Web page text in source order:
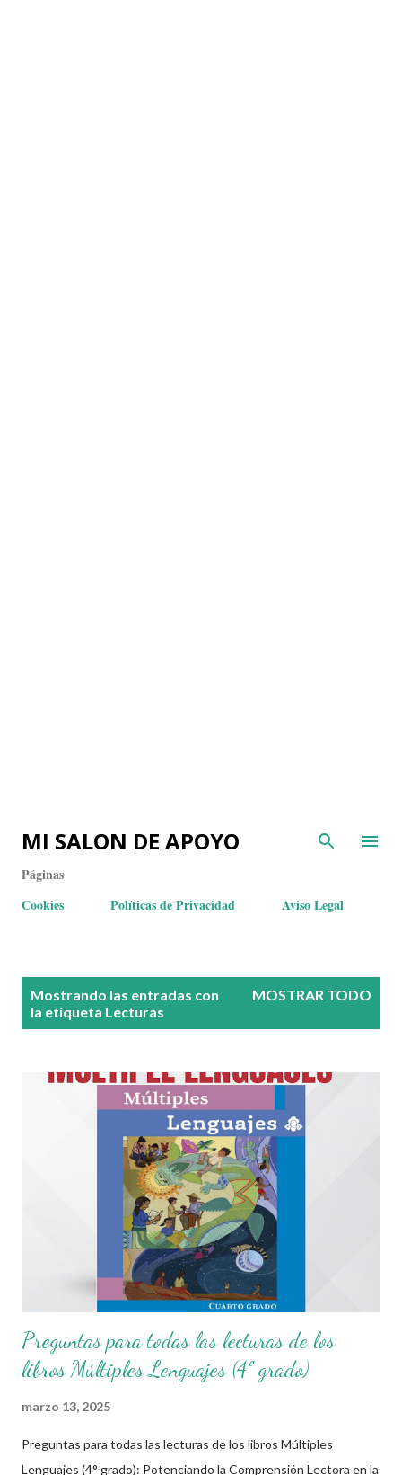
MI SALON DE APOYO
Páginas
Cookies
Políticas de Privacidad Aviso Legal
Mostrando las entradas con
la etiqueta Lecturas
MOSTRAR TODO
Preguntas para todas las lecturas de los
libros Múltiples Lenguajes (4º grado)
marzo 13, 2025
Preguntas para todas las lecturas de los libros Múltiples
Lenguajes (4° grado): Potenciando la Comprensión Lectora en la